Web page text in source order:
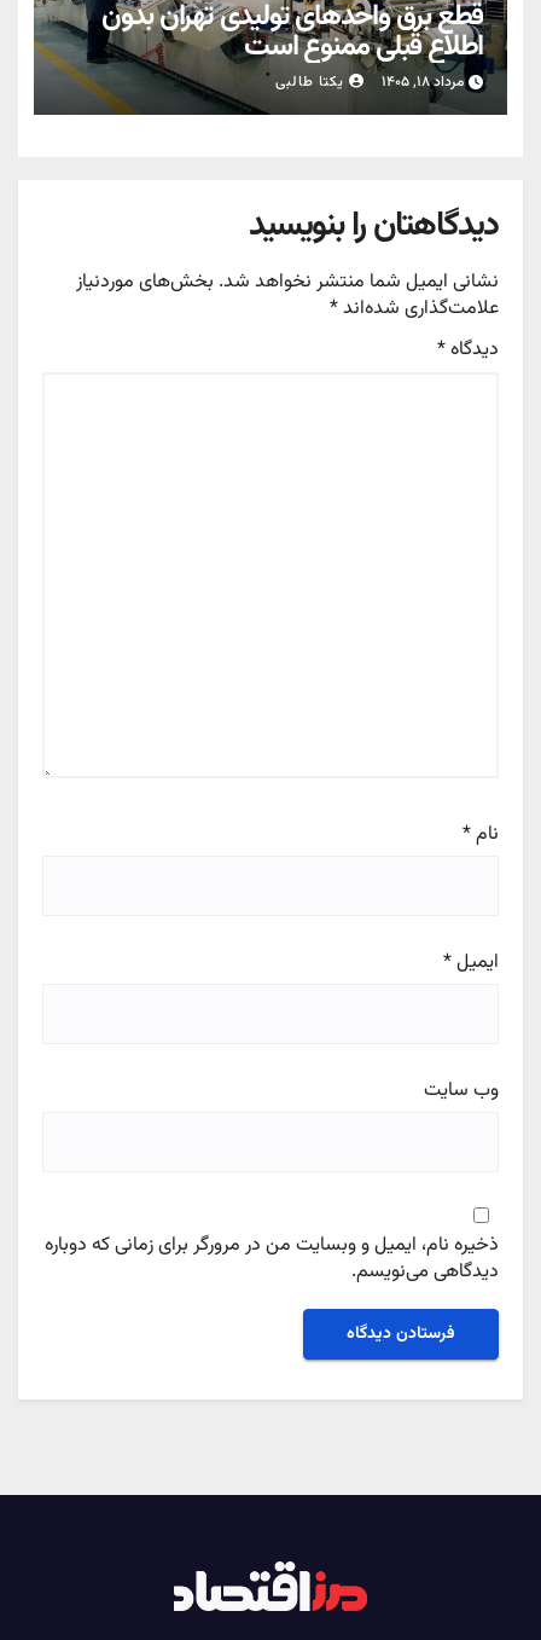
قطع برق واحدهای تولیدی تهران بدون
اطلاع قبلی ممنوع است
مرداد ۱۸, ۱۴۰۵ یکتا طالبی
دیدگاهتان را بنویسید
نشانی ایمیل شما منتشر نخواهد شد. بخش‌های موردنیاز
علامت‌گذاری شده‌اند*
دیدگاه*
نام*
ایمیل*
وب‌ سایت
ذخیره نام، ایمیل و وبسایت من در مرورگر برای زمانی که دوباره
دیدگاهی می‌نویسم.